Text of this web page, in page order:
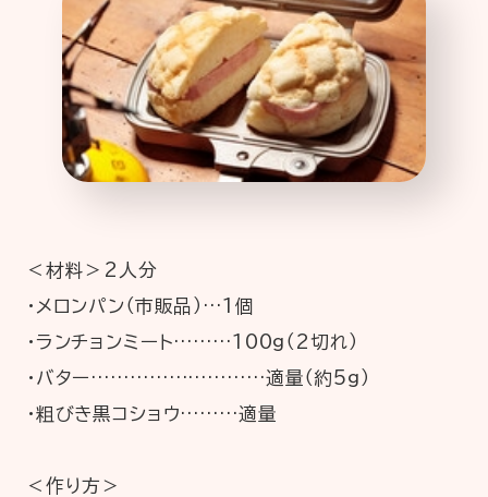
＜材料＞2人分
・メロンパン（市販品）…1個
・ランチョンミート………100g（2切れ）
・バター………………………適量（約5g）
・粗びき黒コショウ………適量
＜作り方＞